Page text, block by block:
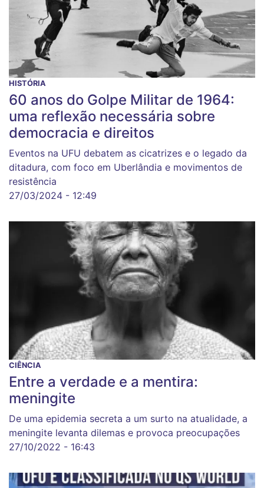
HISTÓRIA
60 anos do Golpe Militar de 1964:
uma reflexão necessária sobre
democracia e direitos
Eventos na UFU debatem as cicatrizes e o legado da
ditadura, com foco em Uberlândia e movimentos de
resistência
27/03/2024 - 12:49
CIÊNCIA
Entre a verdade e a mentira:
meningite
De uma epidemia secreta a um surto na atualidade, a
meningite levanta dilemas e provoca preocupações
27/10/2022 - 16:43